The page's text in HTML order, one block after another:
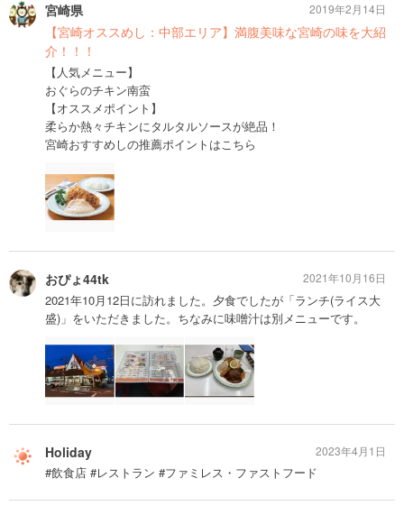
宮崎県
【宮崎オススめし：中部エリア】満腹美味な宮崎の味を大紹
介！！！
【人気メニュー】
おぐらのチキン南蛮
【オススメポイント】
柔らか熱々チキンにタルタルソースが絶品！
宮崎おすすめしの推薦ポイントはこちら
2019年2月14日
おぴょ44tk
2021年10月12日に訪れました。夕食でしたが「ランチ(ライス大
盛)」をいただきました。ちなみに味噌汁は別メニューです。
2021年10月16日
Holiday
#飲食店 #レストラン #ファミレス・ファストフード
2023年4月1日